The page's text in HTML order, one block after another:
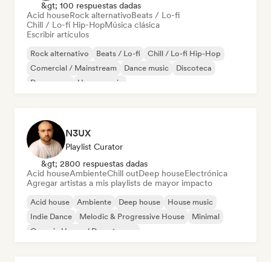
&gt; 100 respuestas dadas
Acid houseRock alternativoBeats / Lo-fi
Chill / Lo-fi Hip-HopMúsica clásica
Escribir artículos
Rock alternativo Beats / Lo-fi
Chill / Lo-fi Hip-Hop
Comercial / Mainstream
Dance music
Discoteca
Dream pop
House music
N3UX
Playlist Curator
&gt; 2800 respuestas dadas
Acid houseAmbienteChill outDeep houseElectrónica
Agregar artistas a mis playlists de mayor impacto
Acid house Ambiente Deep house
House music
Indie Dance
Melodic & Progressive House
Minimal
Organic House / Downtempo